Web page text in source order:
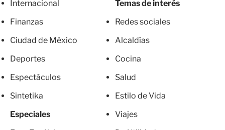
Internacional
Finanzas
Ciudad de México
Deportes
Espectáculos
Sintetika
Especiales
Temas de interés
Redes sociales
Alcaldías
Cocina
Salud
Estilo de Vida
Viajes